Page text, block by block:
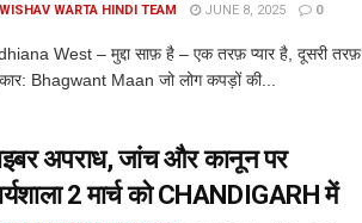
WISHAV WARTA HINDI TEAM JUNE 8, 2025 0
West – मुद्दा साफ़ है – एक तरफ़ प्यार है, दूसरी तरफ़
Bhagwant Maan जो लोग कपड़ों की...
अपराध, जांच और कानून पर
2 मार्च को CHANDIGARH में